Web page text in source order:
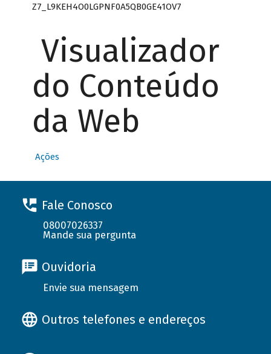
Z7_L9KEH4O0LGPNF0A5QB0GE41OV7
Visualizador
do Conteúdo
da Web
Ações
Fale Conosco
08007026337
Mande sua pergunta
Ouvidoria
Envie sua mensagem
Outros telefones e endereços